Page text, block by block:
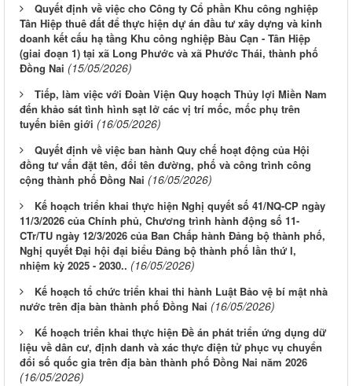
Quyết định về việc cho Công ty Cổ phần Khu công nghiệp
Tân Hiệp thuê đất để thực hiện dự án đầu tư xây dựng và kinh
doanh kết cấu hạ tầng Khu công nghiệp Bàu Cạn - Tân Hiệp
(giai đoạn 1) tại xã Long Phước và xã Phước Thái, thành phố
Đồng Nai (15/05/2026)
Tiếp, làm việc với Đoàn Viện Quy hoạch Thủy lợi Miền Nam
đến khảo sát tình hình sạt lở các vị trí mốc, mốc phụ trên
tuyến biên giới (16/05/2026)
Quyết định về việc ban hành Quy chế hoạt động của Hội
đồng tư vấn đặt tên, đổi tên đường, phố và công trình công
cộng thành phố Đồng Nai (16/05/2026)
Kế hoạch triển khai thực hiện Nghị quyết số 41/NQ-CP ngày
11/3/2026 của Chính phủ, Chương trình hành động số 11-
CTr/TU ngày 12/3/2026 của Ban Chấp hành Đảng bộ thành phố,
Nghị quyết Đại hội đại biểu Đảng bộ thành phố lần thứ I,
nhiệm kỳ 2025 - 2030.. (16/05/2026)
Kế hoạch tổ chức triển khai thi hành Luật Bảo vệ bí mật nhà
nước trên địa bàn thành phố Đồng Nai (16/05/2026)
Kế hoạch triển khai thực hiện Đề án phát triển ứng dụng dữ
liệu về dân cư, định danh và xác thực điện tử phục vụ chuyển
đổi số quốc gia trên địa bàn thành phố Đồng Nai năm 2026
(16/05/2026)